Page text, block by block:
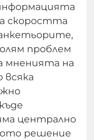
скоростта
проблем
мненията на
централно
решение